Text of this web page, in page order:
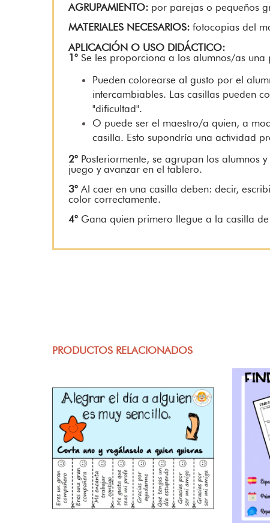
AGRUPAMIENTO: por parejas o pequeños
MATERIALES NECESARIOS: fotocopias del
APLICACIÓN O USO DIDÁCTICO:
1° Se les proporciona a los alumnos/as una
Pueden colorearse al gusto por el
intercambiables. Las casillas pueden
"dificultad".
O puede ser el maestro/a quien, a
casilla. Esto supondría una actividad
2° Posteriormente, se agrupan los alumnos
juego y avanzar en el tablero.
3° Al caer en una casilla deben: decir,
color correctamente.
4° Gana quien primero llegue a la casilla de
PRODUCTOS RELACIONADOS